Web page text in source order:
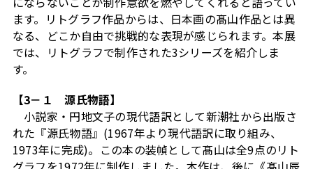
ます。リトグラフ作品からは、日本画の髙山作品とは異
なる、どこか自由で挑戦的な表現が感じられます。本展
では、リトグラフで制作された3シリーズを紹介しま
す。
【3－１ 源氏物語】
小説家・円地文子の現代語訳として新潮社から出版さ
れた『源氏物語』(1967年より現代語訳に取り組み、
1973年に完成)。この本の装幀として髙山は全9点のリト